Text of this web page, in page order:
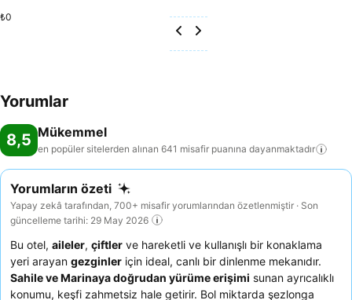
₺0
Yorumlar
8,5 Mükemmel
en popüler sitelerden alınan 641 misafir puanına dayanmaktadır
Yorumların özeti
Yapay zekâ tarafından, 700+ misafir yorumlarından özetlenmiştir · Son
güncelleme tarihi: 29 May 2026
Bu otel, aileler, çiftler ve hareketli ve kullanışlı bir konaklama
yeri arayan gezginler için ideal, canlı bir dinlenme mekanıdır.
Sahile ve Marinaya doğrudan yürüme erişimi sunan ayrıcalıklı
konumu, keşfi zahmetsiz hale getirir. Bol miktarda şezlonga